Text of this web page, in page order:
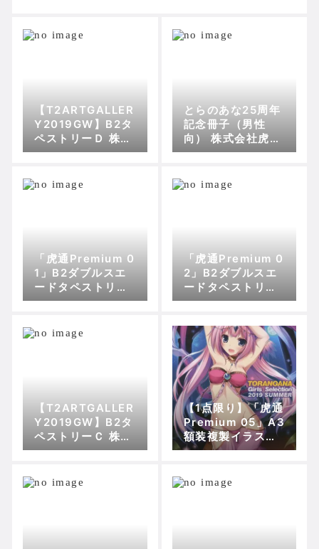
【T2ARTGALLER
Y2019GW】B2タ
ペストリーＤ 株式
会社虎の穴
とらのあな25周年
記念冊子（男性
向） 株式会社虎の
穴
「虎通Premium 0
1」B2ダブルスエ
ードタペストリー
おりょう【脱衣】
「虎通Premium 0
2」B2ダブルスエ
ードタペストリー
MIN-NARAKEN
虎の穴
【T2ARTGALLER
Y2019GW】B2タ
ペストリーＣ 株式
会社虎の穴
【1点限り】「虎通
Premium 05」A3
額装複製イラス
ト：泉まひる【脱
り 株式会社虎の穴